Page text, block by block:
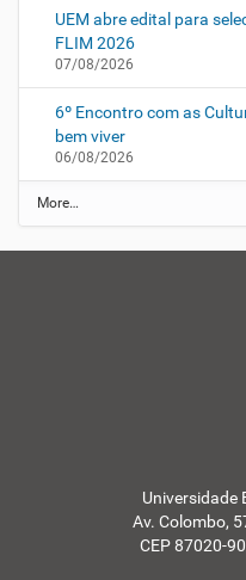
UEM abre edital para
FLIM 2026
07/08/2026
6º Encontro com as
bem viver
06/08/2026
N
O
More…
Universidade
Av. Colombo,
CEP 87020-